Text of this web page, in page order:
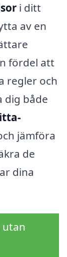
i ditt
av en
fördel att
regler och
dig både
jämföra
de
dina
utan